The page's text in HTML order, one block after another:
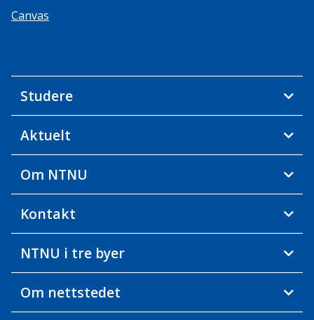
Canvas
Studere
Aktuelt
Om NTNU
Kontakt
NTNU i tre byer
Om nettstedet